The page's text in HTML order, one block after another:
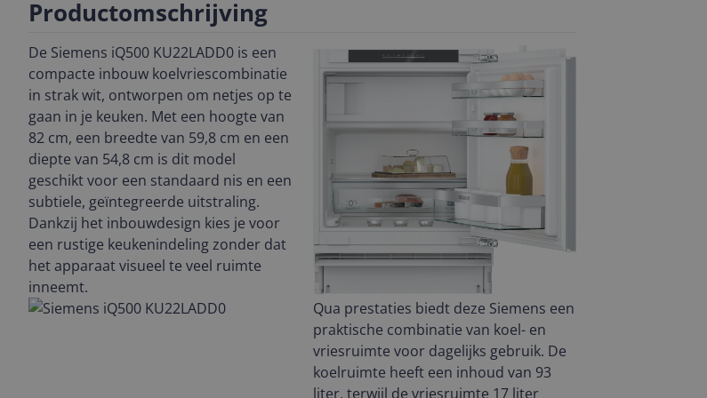
Productomschrijving
De Siemens iQ500 KU22LADD0 is een
compacte inbouw koelvriescombinatie
in strak wit, ontworpen om netjes op te
gaan in je keuken. Met een hoogte van
82 cm, een breedte van 59,8 cm en een
diepte van 54,8 cm is dit model
geschikt voor een standaard nis en een
subtiele, geïntegreerde uitstraling.
Dankzij het inbouwdesign kies je voor
een rustige keukenindeling zonder dat
het apparaat visueel te veel ruimte
inneemt.
Qua prestaties biedt deze Siemens een
praktische combinatie van koel- en
vriesruimte voor dagelijks gebruik. De
koelruimte heeft een inhoud van 93
liter, terwijl de vriesruimte 17 liter